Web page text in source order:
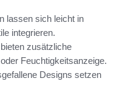
lassen sich leicht in
integrieren.
zusätzliche
Feuchtigkeitsanzeige.
Designs setzen